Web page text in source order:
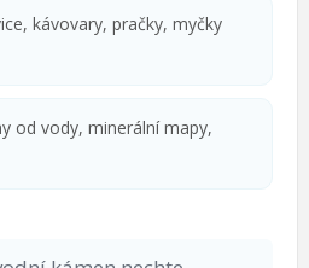
kávovary, pračky, myčky
od vody, minerální mapy,